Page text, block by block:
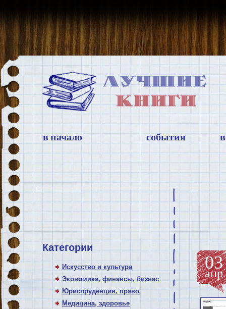
в начало события
Категории
Искусство и культура
Экономика, финансы, бизнес
Юриспруденция, право
Медицина, здоровье
03
апр